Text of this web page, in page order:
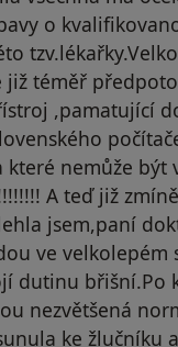
o
již téměř
,pamatující
které nemůže být
A teď již
jsem,paní
ve velkolepém
dutinu břišní.Po
nezvětšená
ke žlučníku a